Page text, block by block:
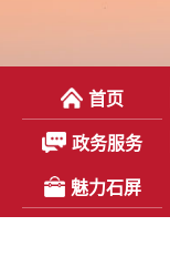
首页
政务服务
魅力石屏